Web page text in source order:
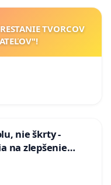
TVORCOV
nie škrty -
na zlepšenie